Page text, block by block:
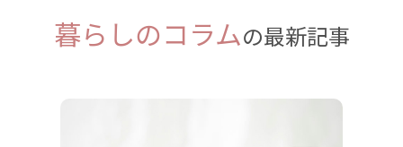
暮らしのコラムの最新記事